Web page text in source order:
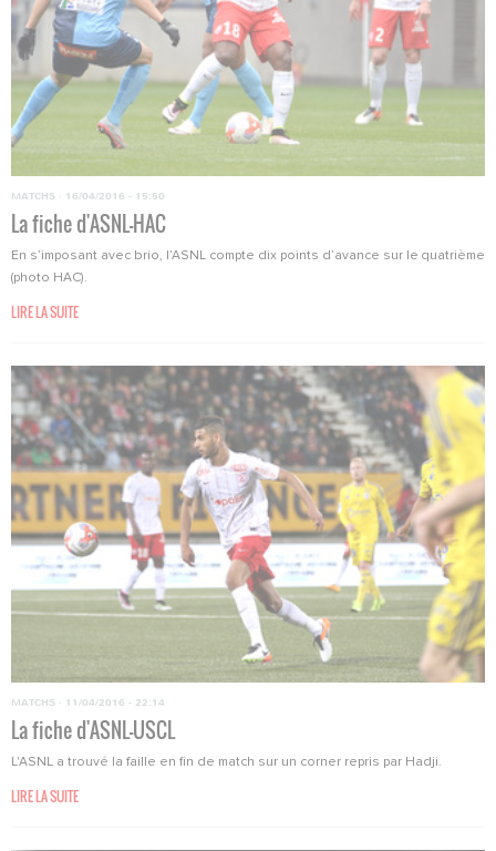
MATCHS · 16/04/2016 - 15:50
La fiche d'ASNL-HAC
En s’imposant avec brio, l’ASNL compte dix points d’avance sur le quatrième
(photo HAC).
LIRE LA SUITE
MATCHS · 11/04/2016 - 22:14
La fiche d'ASNL-USCL
L'ASNL a trouvé la faille en fin de match sur un corner repris par Hadji.
LIRE LA SUITE